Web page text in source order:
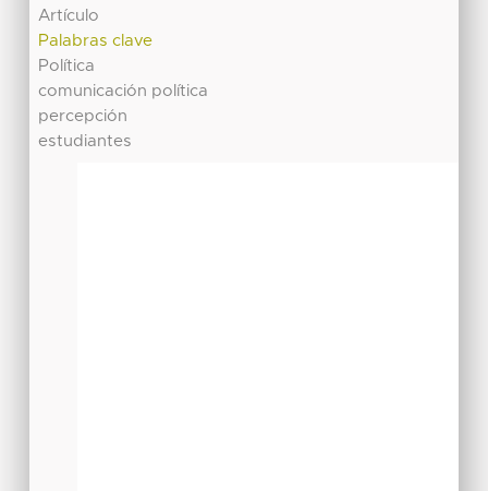
Artículo
Palabras clave
Política
comunicación política
percepción
estudiantes